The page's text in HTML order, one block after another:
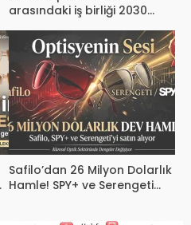
arasındaki iş birliği 2030
Safilo’dan 26 Milyon Dolarlık
Hamle! SPY+ ve Serengeti